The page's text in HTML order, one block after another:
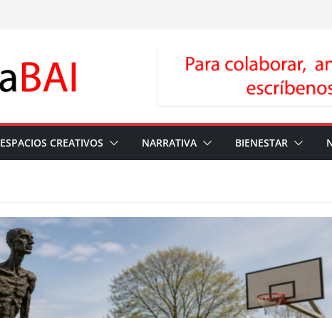
ESPACIOS CREATIVOS NARRATIVA BIENESTAR